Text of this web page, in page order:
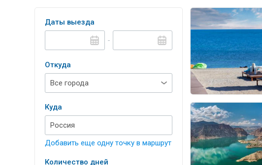
Даты выезда
-
Откуда
Куда
Добавить еще одну точку в маршрут
Количество дней